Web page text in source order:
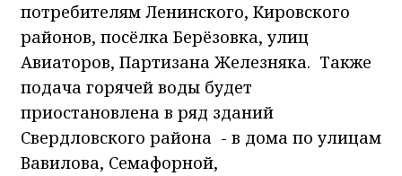
потребителям Ленинского, Кировского
районов, посёлка Берёзовка, улиц
Авиаторов, Партизана Железняка. Также
подача горячей воды будет
приостановлена в ряд зданий
Свердловского района - в дома по улицам
Вавилова, Семафорной,